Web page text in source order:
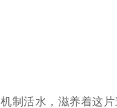
机制活水，滋养着这